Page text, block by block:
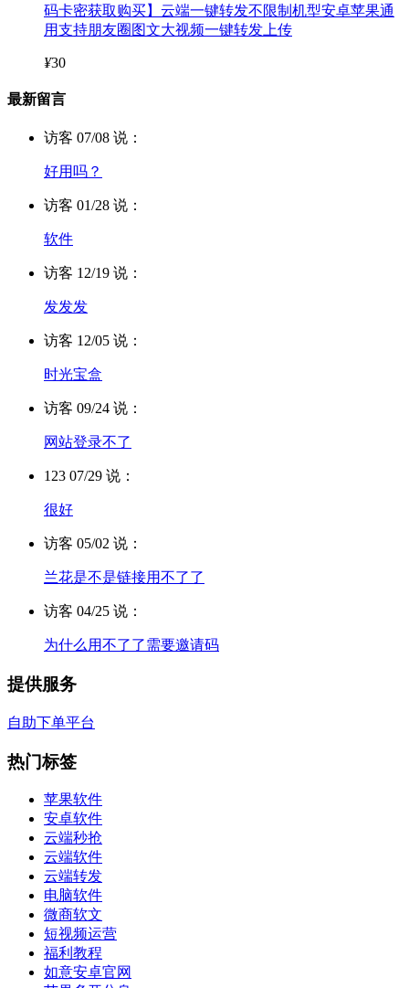
码卡密获取购买】云端一键转发不限制机型安卓苹果通
用支持朋友圈图文大视频一键转发上传
¥30
最新留言
访客 07/08 说：
好用吗？
访客 01/28 说：
软件
访客 12/19 说：
发发发
访客 12/05 说：
时光宝盒
访客 09/24 说：
网站登录不了
123 07/29 说：
很好
访客 05/02 说：
兰花是不是链接用不了了
访客 04/25 说：
为什么用不了了需要邀请码
提供服务
自助下单平台
热门标签
苹果软件
安卓软件
云端秒抢
云端软件
云端转发
电脑软件
微商软文
短视频运营
福利教程
如意安卓官网